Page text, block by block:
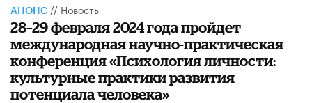
АНОНС // Новость
28–29 февраля 2024 года пройдет
международная научно-практическая
конференция «Психология личности:
культурные практики развития
потенциала человека»